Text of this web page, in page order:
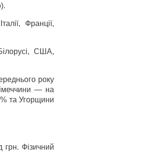
Франції,
США,
року
— на
та Угорщини
Фізичний